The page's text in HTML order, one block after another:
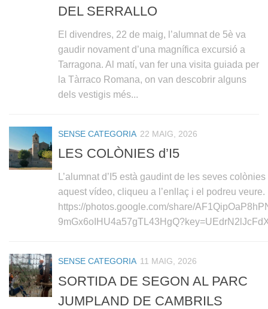
DEL SERRALLO
El divendres, 22 de maig, l’alumnat de 5è va
gaudir novament d’una magnífica excursió a
Tarragona. Al matí, van fer una visita guiada per
la Tàrraco Romana, on van descobrir alguns
dels vestigis més...
SENSE CATEGORIA 22 MAIG, 2026
LES COLÒNIES d’I5
L’alumnat d’I5 està gaudint de les seves
aquest vídeo, cliqueu a l’enllaç i el podreu veure.
https://photos.google.com/share/
SENSE CATEGORIA 11 MAIG, 2026
SORTIDA DE SEGON AL PARC
JUMPLAND DE CAMBRILS